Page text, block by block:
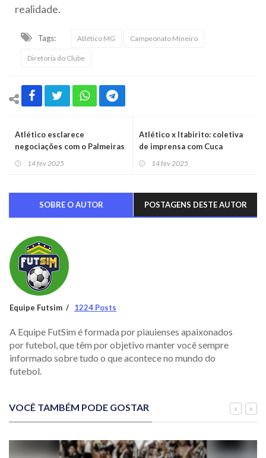
realidade.
Tags: Atlético MG Campeonato Mineiro
Diretoria do Clube
Atlético esclarece
negociações com o Palmeiras
14 fev 2025
Atlético x Itabirito: coletiva
de imprensa com Cuca
14 fev 2025
SOBRE O AUTOR POSTAGENS DESTE AUTOR
Equipe Futsim 1224 Posts
A Equipe FutSim é formada por piauienses apaixonados
por futebol, que têm por objetivo manter você sempre
informado sobre tudo o que acontece no mundo do
futebol.
VOCÊ TAMBÉM PODE GOSTAR